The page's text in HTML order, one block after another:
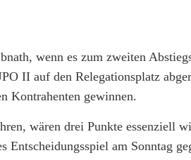
wenn es zum zweiten
II auf den Relegationsplatz
Kontrahenten gewinnen.
wären drei Punkte essenziell
am Sonntag